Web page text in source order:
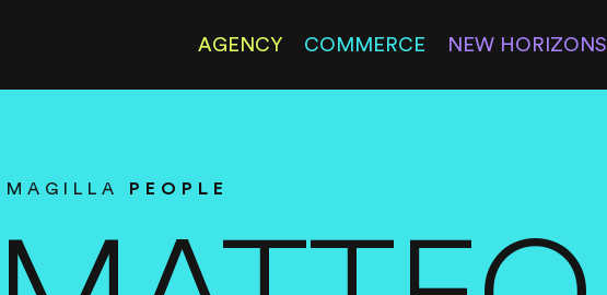
AGENCY COMMERCE NEW HORIZONS
MAGILLA PEOPLE